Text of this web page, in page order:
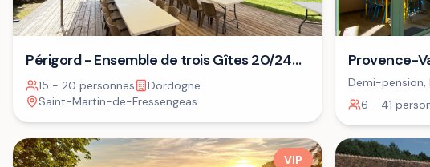
Périgord - Ensemble de trois Gîtes 20/24
personnes⁷
15 - 20 personnes
Dordogne
Saint-Martin-de-Fressengeas
Provence-
ASPA
Demi-
déjeuner
6 - 41
VIP